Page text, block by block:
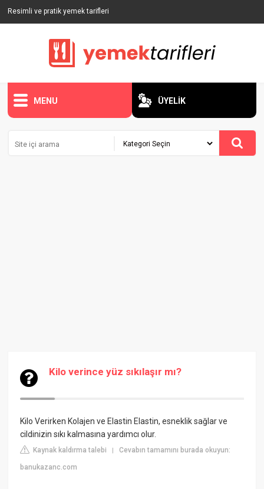
Resimli ve pratik yemek tarifleri
MENU ÜYELİK
Kilo verince yüz sıkılaşır mı?
Kilo Verirken Kolajen ve Elastin Elastin, esneklik sağlar ve
cildinizin sıkı kalmasına yardımcı olur.
Kaynak kaldırma talebi |Cevabın tamamını burada okuyun:
banukazanc.com